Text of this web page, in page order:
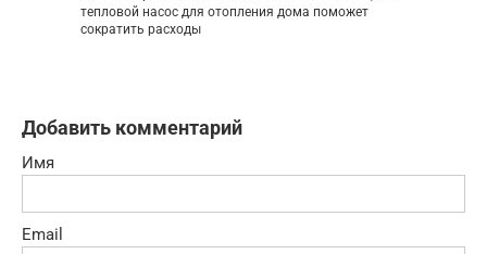
тепловой насос для отопления дома поможет
сократить расходы
Добавить комментарий
Имя
Email